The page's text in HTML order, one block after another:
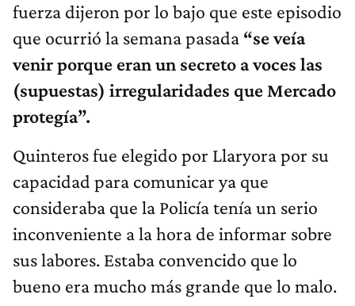
fuerza dijeron por lo bajo que este episodio
que ocurrió la semana pasada “se veía
venir porque eran un secreto a voces las
(supuestas) irregularidades que Mercado
protegía”.
Quinteros fue elegido por Llaryora por su
capacidad para comunicar ya que
consideraba que la Policía tenía un serio
inconveniente a la hora de informar sobre
sus labores. Estaba convencido que lo
bueno era mucho más grande que lo malo.